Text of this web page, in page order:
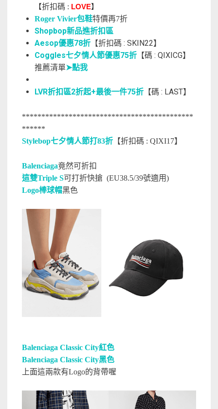
【折扣碼 : LOVE】
Roger Vivier包鞋特價再7折
Shopbop新品進折扣區
Aesop優惠78折 【折扣碼 : SKIN22】
Coggles七夕情人節優惠75折 【碼 : QIXICG】
推薦清單➤點我
LVR折扣區2折起+最後一件75折 【碼 : LAST】
********************************************
******
Stylebop七夕情人節打83折 【折扣碼 : QIXI17】
Balenciaga竟然可折扣
這雙Triple S可打折快搶 (EU38.5/39號適用)
Logo棒球帽黑色
Balenciaga Classic City紅色
Balenciaga Classic City黑色
上面這兩款有Logo的背帶喔